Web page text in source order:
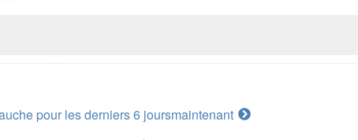
pour les derniers 6 joursmaintenant